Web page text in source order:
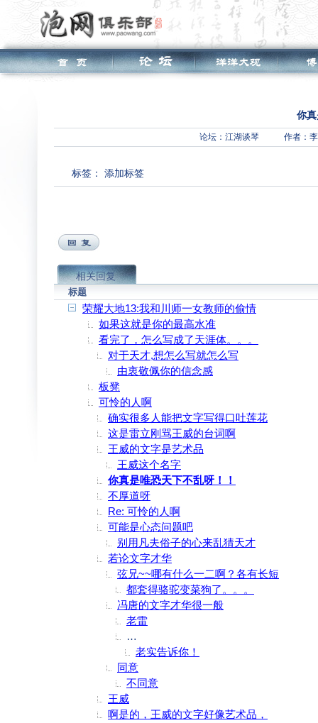
你
论坛： 江湖谈琴 作者：
标签： 添加标签
相关回复
标题
荣耀大地13:我和川师一女教师的偷情
如果这就是你的最高水准
看完了，怎么写成了天涯体。。。
对于天才,想怎么写就怎么写
由衷敬佩你的信念感
板凳
可怜的人啊
确实很多人能把文字写得口吐莲花
这是雷立刚骂王威的台词啊
王威的文字是艺术品
王威这个名字
你真是唯恐天下不乱呀！！
不厚道呀
Re: 可怜的人啊
可能是心态问题吧
别用凡夫俗子的心来乱猜天才
若论文字才华
弦兄~~哪有什么一二啊？各有长短
都套得骆驼变菜狗了。。。
冯唐的文字才华很一般
老雷
冯唐文字不觉得好，我还奇怪他总不忘
老实告诉你！
同意
不同意
王威
啊是的，王威的文字好像艺术品，